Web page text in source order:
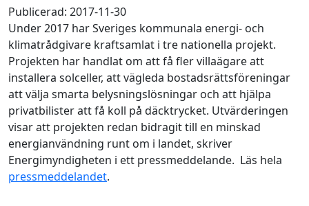
Publicerad: 2017-11-30
Under 2017 har Sveriges kommunala energi- och
klimatrådgivare kraftsamlat i tre nationella projekt.
Projekten har handlat om att få fler villaägare att
installera solceller, att vägleda bostadsrättsföreningar
att välja smarta belysningslösningar och att hjälpa
privatbilister att få koll på däcktrycket. Utvärderingen
visar att projekten redan bidragit till en minskad
energianvändning runt om i landet, skriver
Energimyndigheten i ett pressmeddelande. Läs hela
pressmeddelandet.